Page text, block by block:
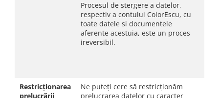
Procesul de stergere a datelor,
respectiv a contului ColorEscu, cu
toate datele si documentele
aferente acestuia, este un proces
ireversibil.
Restricționarea
prelucrării
Ne puteți cere să restricționăm
prelucrarea datelor cu caracter